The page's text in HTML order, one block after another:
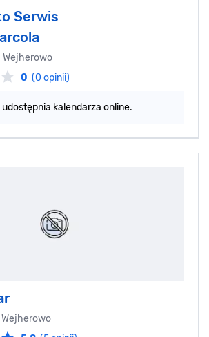
Serwis
Wejherowo
0 (0 opinii)
kalendarza online.